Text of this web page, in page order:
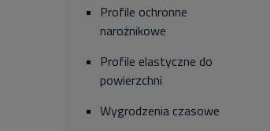
Profile ochronne
narożnikowe
Profile elastyczne do
powierzchni
Wygrodzenia czasowe